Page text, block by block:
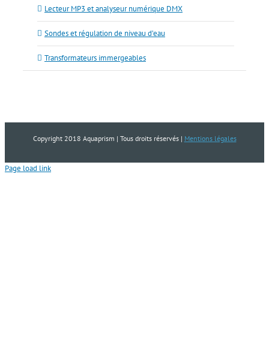
Lecteur MP3 et analyseur numérique DMX
Sondes et régulation de niveau d’eau
Transformateurs immergeables
Copyright 2018 Aquaprism | Tous droits réservés | Mentions légales
Page load link